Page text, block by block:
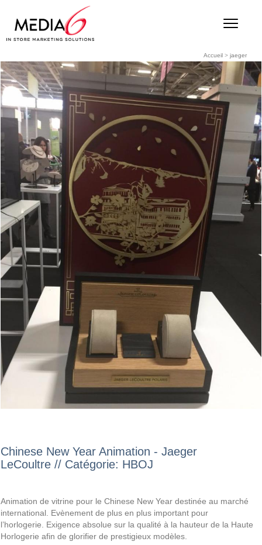
Accueil> jaeger
Chinese New Year Animation - Jaeger
LeCoultre // Catégorie: HBOJ
Animation de vitrine pour le Chinese New Year destinée au marché
international. Evènement de plus en plus important pour
l’horlogerie. Exigence absolue sur la qualité à la hauteur de la Haute
Horlogerie afin de glorifier de prestigieux modèles.